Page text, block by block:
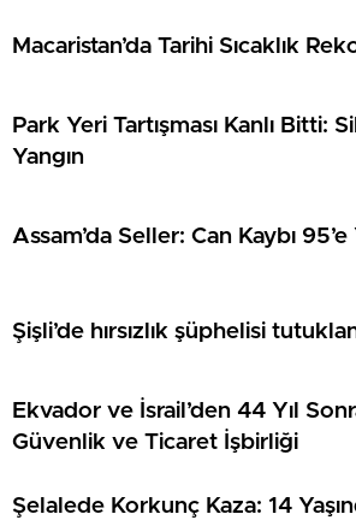
Macaristan’da Tarihi Sıcaklık
Park Yeri Tartışması Kanlı Bitti:
Yangın
Assam’da Seller: Can Kaybı
Şişli’de hırsızlık şüphelisi
Ekvador ve İsrail’den 44 Yıl
Güvenlik ve Ticaret İşbirliği
Şelalede Korkunç Kaza: 14